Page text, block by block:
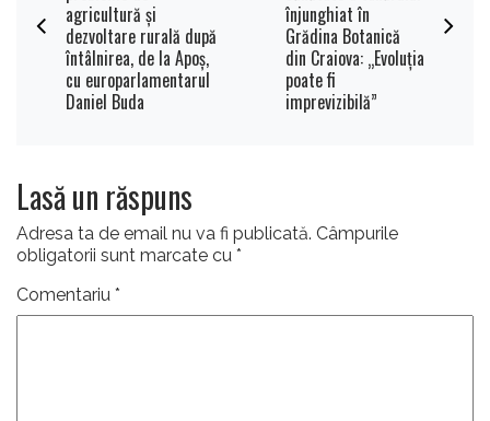
agricultură şi
dezvoltare rurală după
întâlnirea, de la Apoş,
cu europarlamentarul
Daniel Buda
înjunghiat în
Grădina Botanică
din Craiova: „Evoluția
poate fi
imprevizibilă”
Lasă un răspuns
Adresa ta de email nu va fi publicată. Câmpurile
obligatorii sunt marcate cu *
Comentariu *